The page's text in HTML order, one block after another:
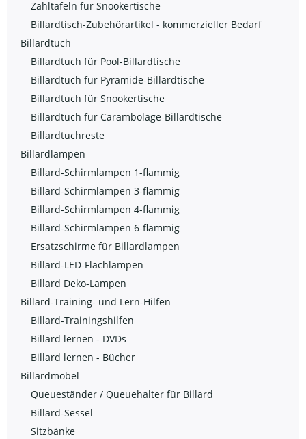
Zähltafeln für Snookertische
Billardtisch-Zubehörartikel - kommerzieller Bedarf
Billardtuch
Billardtuch für Pool-Billardtische
Billardtuch für Pyramide-Billardtische
Billardtuch für Snookertische
Billardtuch für Carambolage-Billardtische
Billardtuchreste
Billardlampen
Billard-Schirmlampen 1-flammig
Billard-Schirmlampen 3-flammig
Billard-Schirmlampen 4-flammig
Billard-Schirmlampen 6-flammig
Ersatzschirme für Billardlampen
Billard-LED-Flachlampen
Billard Deko-Lampen
Billard-Training- und Lern-Hilfen
Billard-Trainingshilfen
Billard lernen - DVDs
Billard lernen - Bücher
Billardmöbel
Queueständer / Queuehalter für Billard
Billard-Sessel
Sitzbänke